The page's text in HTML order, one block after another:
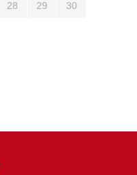
28 29 30